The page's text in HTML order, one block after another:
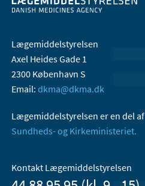
Lægemiddelstyrelsen
Axel Heides Gade 1
2300 København S
Email: dkma@dkma.dk
Lægemiddelstyrelsen er en del af
Sundheds- og Kirkeministeriet.
Kontakt Lægemiddelstyrelsen